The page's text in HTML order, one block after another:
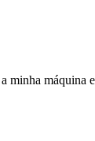
minha